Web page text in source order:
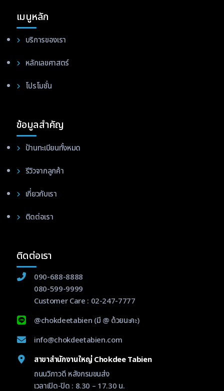
เมนูหลัก
บริการของเรา
หลักเลขศาสตร์
โปรโมชั่น
ข้อมูลสำคัญ
ป้านทะเบียนทั้งหมด
รีวิวจากลูกค้า
เกี่ยวกับเรา
ติดต่อเรา
ติดต่อเรา
090-688-8888
080-599-9999
Customer Care : 02-247-7777
@chokdeetabien (มี @ ด้วยนะคะ)
info@chokdeetabien.com
สาขาสำนักงานใหญ่ Chokdee Tabien
ถนนวิภาวดี หลังกรมขนส่ง
เวลาเปิด-ปิด : 8.30 – 17.30 น.